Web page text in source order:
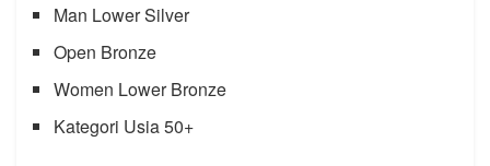
Man Lower Silver
Open Bronze
Women Lower Bronze
Kategori Usia 50+